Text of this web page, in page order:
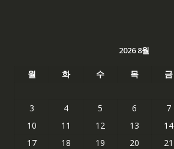
2026 8월
월 화 수 목 금
3
4 5 6 7
10
11 12 13 14
17
18 19 20 21